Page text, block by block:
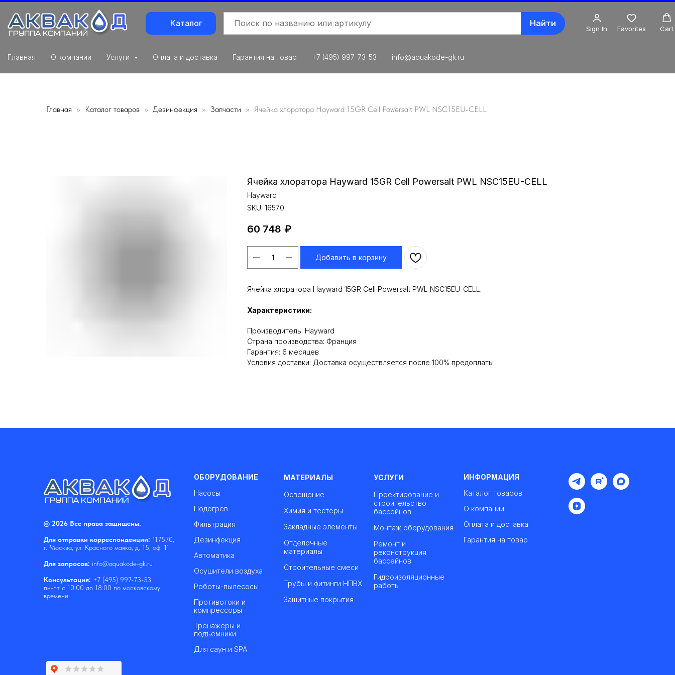
Каталог Найти
Sign In Favorites Cart
Главная О компании Услуги Оплата и доставка Гарантия на товар +7 (495) 997-73-53 info@aquakode-gk.ru
Главная Каталог товаров Дезинфекция Запчасти Ячейка хлоратора Hayward 15GR Cell Powersalt PWL NSC15EU-CELL
Ячейка хлоратора Hayward 15GR Cell Powersalt PWL NSC15EU-CELL
Hayward
SKU: 16570
60 748 ₽
Добавить в корзину
Ячейка хлоратора Hayward 15GR Cell Powersalt PWL NSC15EU-CELL.
Характеристики:
Производитель: Hayward
Cтрана производства: Франция
Гарантия: 6 месяцев
Условия доставки: Доставка осуществляется после 100% предоплаты
© 2026 Все права защищены.
Для отправки корреспонденции: 117570,
г. Москва, ул. Красного маяка, д. 15, оф. 11
Для запросов: info@aquakode-gk.ru
Консультация: +7 (495) 997-73-53
пн-пт с 10:00 до 18:00 по московскому
времени
ОБОРУДОВАНИЕ
Насосы
Подогрев
Фильтрация
Дезинфекция
Автоматика
Осушители воздуха
Роботы-пылесосы
Противотоки и
компрессоры
Тренажеры и
подъемники
Для саун и SPA
МАТЕРИАЛЫ
Освещение
Химия и тестеры
Закладные элементы
Отделочные
материалы
Строительные смеси
Трубы и фитинги НПВХ
Защитные покрытия
УСЛУГИ
Проектирование и
строительство
бассейнов
Монтаж оборудования
Ремонт и
реконструкция
бассейнов
Гидроизоляционные
работы
ИНФОРМАЦИЯ
Каталог товаров
О компании
Оплата и доставка
Гарантия на товар